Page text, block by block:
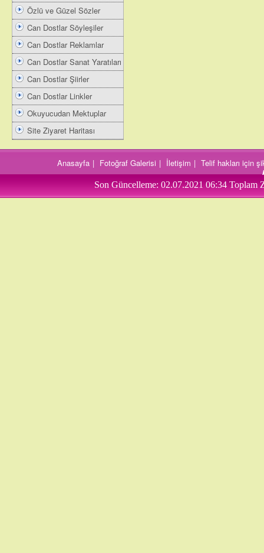
Özlü ve Güzel Sözler
Can Dostlar Söyleşiler
Can Dostlar Reklamlar
Can Dostlar Sanat Yaratıları
Can Dostlar Şiirler
Can Dostlar Linkler
Okuyucudan Mektuplar
Site Ziyaret Haritası
Anasayfa | Fotoğraf Galerisi | İletişim | Telif hakları için
Son Güncelleme: 02.07.2021 06:34 Toplam